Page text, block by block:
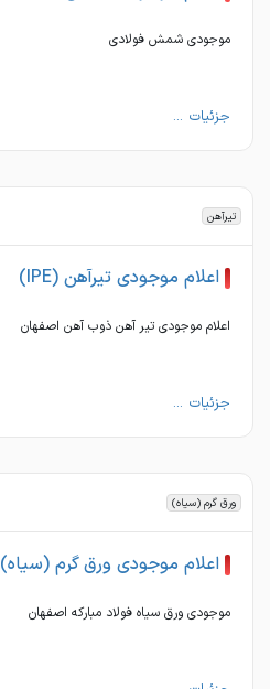
موجودی شمش فولادی
جزئیات ...
تیرآهن
اعلام موجودی تیرآهن (IPE)
اعلام موجودی تیر آهن ذوب آهن اصفهان
جزئیات ...
ورق گرم (سیاه)
اعلام موجودی ورق گرم (سیاه)
موجودی ورق سیاه فولاد مبارکه اصفهان